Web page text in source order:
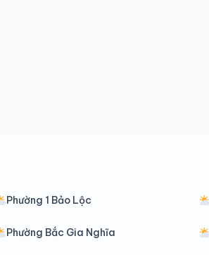
Phường 1 Bảo Lộc
Phường Bắc Gia Nghĩa